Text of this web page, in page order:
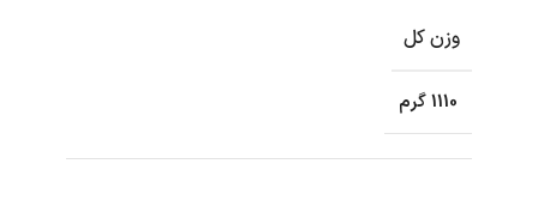
وزن کل
1110 گرم